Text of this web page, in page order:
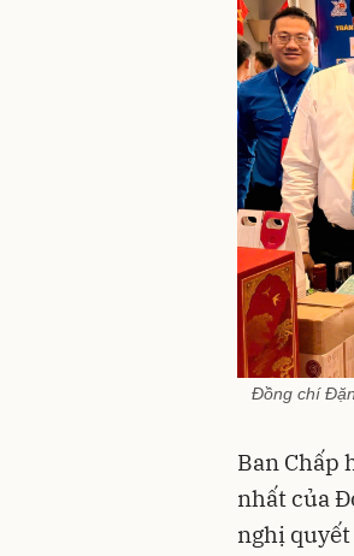
Đồng chí
Ban Chấp
nhất của
nghị